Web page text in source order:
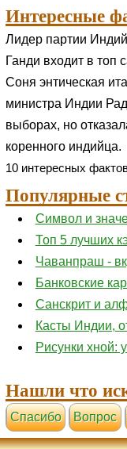
Интересные
Лидер партии
Ганди входит в
Соня энтическая
министра Индии
выборах, но
коренного индийца.
10 интересных
Популярные
Символ и
Топ 5 лучших
Чаванпраш -
Банковские
Санскрит и
Касты Индии,
Рисунки хной:
Нашли что
Cпасибо Вопрос